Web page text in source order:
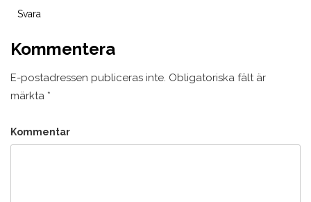
Svara
Kommentera
E-postadressen publiceras inte. Obligatoriska fält är
märkta *
Kommentar